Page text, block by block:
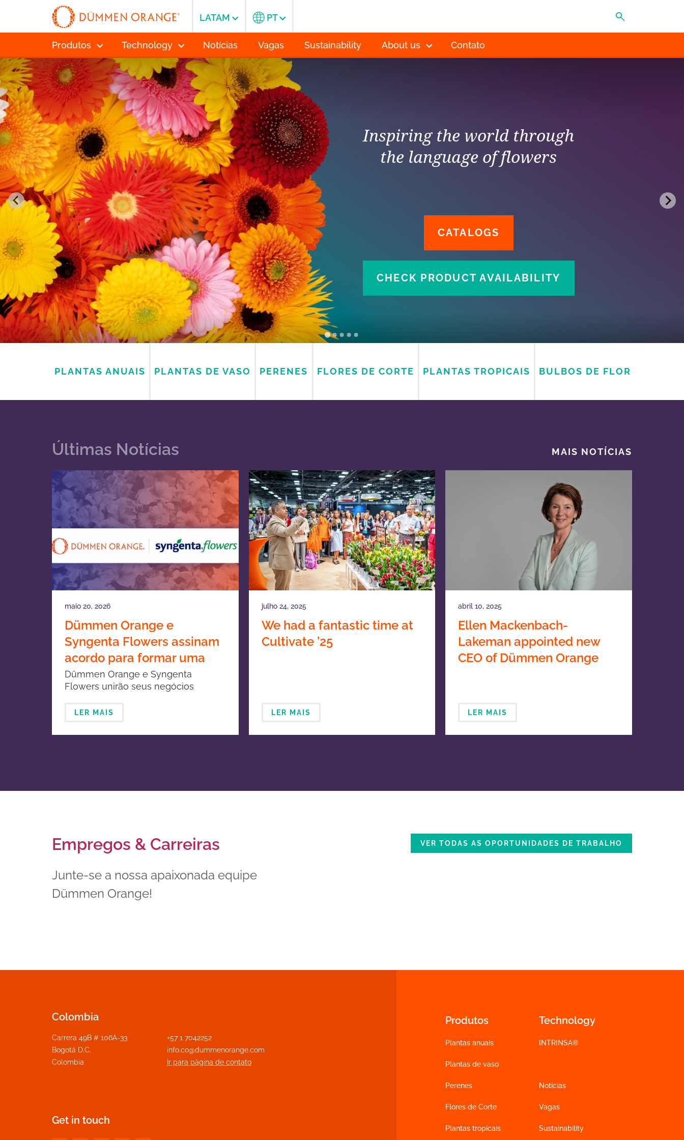
Produtos Technology Notícias Vagas Sustainability About us Contato
LATAM PT
Inspiring the world through
the language of flowers
CATALOGS
CHECK PRODUCT AVAILABILITY
PLANTAS ANUAIS PLANTAS DE VASO PERENES FLORES DE CORTE PLANTAS TROPICAIS BULBOS DE FLOR
Últimas Notícias MAIS NOTÍCIAS
maio 20, 2026
Dümmen Orange e
Syngenta Flowers assinam
acordo para formar uma
joint venture em
melhoramento genético e
propagação de plantas
Dümmen Orange e Syngenta
Flowers unirão seus negócios
LER MAIS
julho 24, 2025
We had a fantastic time at
Cultivate ’25
LER MAIS
abril 10, 2025
Ellen Mackenbach-
Lakeman appointed new
CEO of Dümmen Orange
LER MAIS
Empregos & Carreiras
Junte-se a nossa apaixonada equipe
Dümmen Orange!
VER TODAS AS OPORTUNIDADES DE TRABALHO
Produtos
Plantas anuais
Plantas de vaso
Perenes
Flores de Corte
Plantas tropicais
Technology
INTRINSA®
Notícias
Vagas
Sustainability
Colombia
Carrera 49B # 106A-33
Bogotá D.C.
Colombia
+57 1 7042252
info.co@dummenorange.com
Ir para pàgina de contato
Get in touch